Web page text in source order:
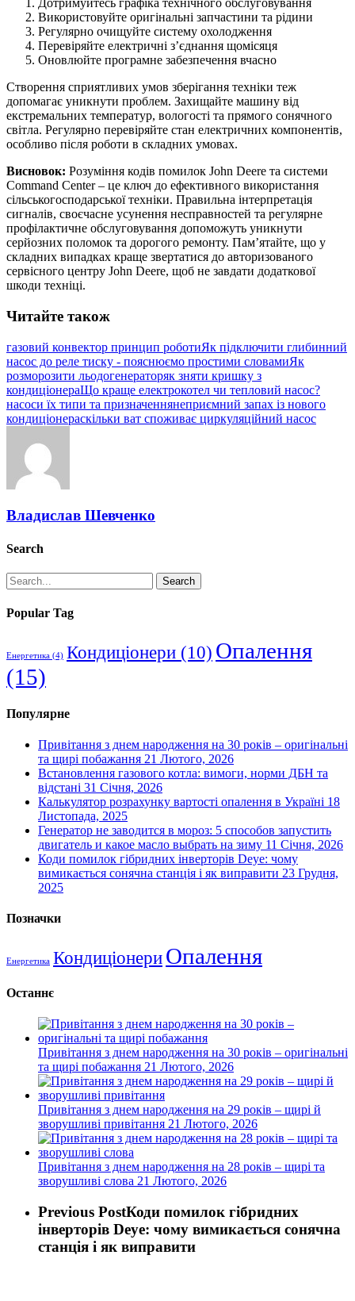
Дотримуйтесь графіка технічного обслуговування
Використовуйте оригінальні запчастини та рідини
Регулярно очищуйте систему охолодження
Перевіряйте електричні з’єднання щомісяця
Оновлюйте програмне забезпечення вчасно
Створення сприятливих умов зберігання техніки теж
допомагає уникнути проблем. Захищайте машину від
екстремальних температур, вологості та прямого сонячного
світла. Регулярно перевіряйте стан електричних компонентів,
особливо після роботи в складних умовах.
Висновок: Розуміння кодів помилок John Deere та системи
Command Center – це ключ до ефективного використання
сільськогосподарської техніки. Правильна інтерпретація
сигналів, своєчасне усунення несправностей та регулярне
профілактичне обслуговування допоможуть уникнути
серйозних поломок та дорогого ремонту. Пам’ятайте, що у
складних випадках краще звертатися до авторизованого
сервісного центру John Deere, щоб не завдати додаткової
шкоди техніці.
Читайте також
газовий конвектор принцип роботиЯк підключити глибинний
насос до реле тиску - пояснюємо простими словамиЯк
розморозити льодогенераторяк зняти кришку з
кондиціонераЩо краще електрокотел чи тепловий насос?
насоси їх типи та призначеннянеприємний запах із нового
кондиціонераскільки ват споживає циркуляційний насос
Владислав Шевченко
Search
Search
Popular Tag
Енергетика (4) Кондиціонери (10) Опалення
(15)
Популярне
Привітання з днем народження на 30 років – оригінальні
та щирі побажання 21 Лютого, 2026
Встановлення газового котла: вимоги, норми ДБН та
відстані 31 Січня, 2026
Калькулятор розрахунку вартості опалення в Україні 18
Листопада, 2025
Генератор не заводится в мороз: 5 способов запустить
двигатель и какое масло выбрать на зиму 11 Січня, 2026
Коди помилок гібридних інверторів Deye: чому
вимикається сонячна станція і як виправити 23 Грудня,
2025
Позначки
Енергетика КондиціонериОпалення
Останнє
Привітання з днем народження на 30 років – оригінальні
та щирі побажання 21 Лютого, 2026
Привітання з днем народження на 29 років – щирі й
зворушливі привітання 21 Лютого, 2026
Привітання з днем народження на 28 років – щирі та
зворушливі слова 21 Лютого, 2026
Previous PostКоди помилок гібридних
інверторів Deye: чому вимикається сонячна
станція і як виправити